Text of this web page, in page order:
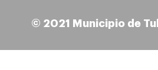
© 2021 Municipio de